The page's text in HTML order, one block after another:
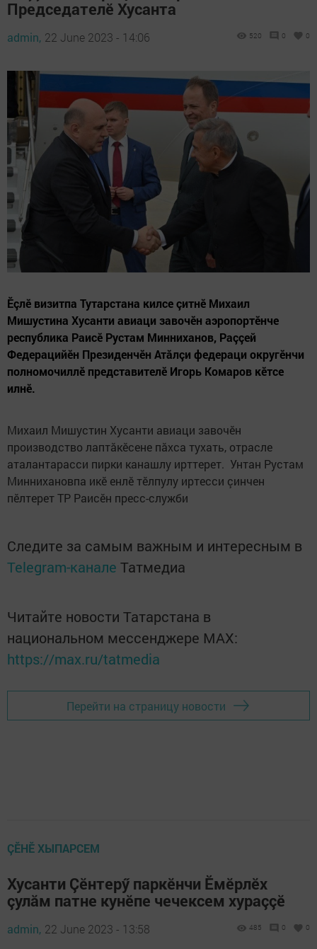
Председателӗ Хусанта
admin, 22 June 2023 - 14:06 520 0 0
Ӗçлӗ визитпа Тутарстана килсе çитнӗ Михаил
Мишустина Хусанти авиаци завочӗн аэропортӗнче
республика Раисӗ Рустам Минниханов, Раççей
Федерацийӗн Президенчӗн Атăлçи федераци округӗнчи
полномочиллӗ представителӗ Игорь Комаров кӗтсе
илнӗ.
Михаил Мишустин Хусанти авиаци завочӗн
производство лаптăкӗсене пăхса тухать, отрасле
аталантарасси пирки канашлу ирттерет. Унтан Рустам
Миннихановпа икӗ енлӗ тӗлпулу иртесси çинчен
пӗлтерет ТР Раисӗн пресс-служби
Следите за самым важным и интересным в
Telegram-канале Татмедиа
Читайте новости Татарстана в
национальном мессенджере MАХ:
https://max.ru/tatmedia
Перейти на страницу новости
ÇӖНӖ ХЫПАРСЕМ
Хусанти Çӗнтерӳ паркӗнчи Ӗмӗрлӗх
çулăм патне кунӗпе чечексем хураççӗ
admin, 22 June 2023 - 13:58 485 0 0